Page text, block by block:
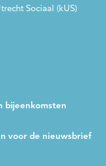
Sociaal (kUS)
bijeenkomsten
voor de nieuwsbrief